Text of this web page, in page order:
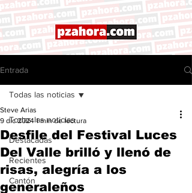
Entrada
Todas las noticias
Destacadas
Recientes
Cantón
Todas las noticias
Desfile del Festival Luces
Del Valle brilló y llenó de
risas, alegría a los
generaleños
Steve Arias
9 dic 2024 1 min de lectura